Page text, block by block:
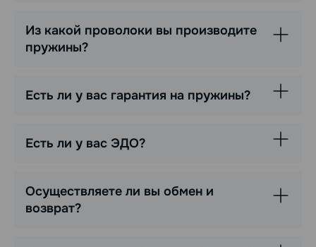
Из какой проволоки вы производите
пружины?
Есть ли у вас гарантия на пружины?
Есть ли у вас ЭДО?
Осуществляете ли вы обмен и
возврат?